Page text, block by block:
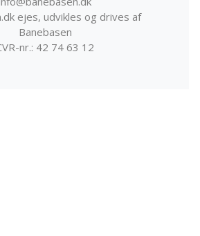
ejes, udvikles og drives af
Banebasen
nr.: 42 74 63 12